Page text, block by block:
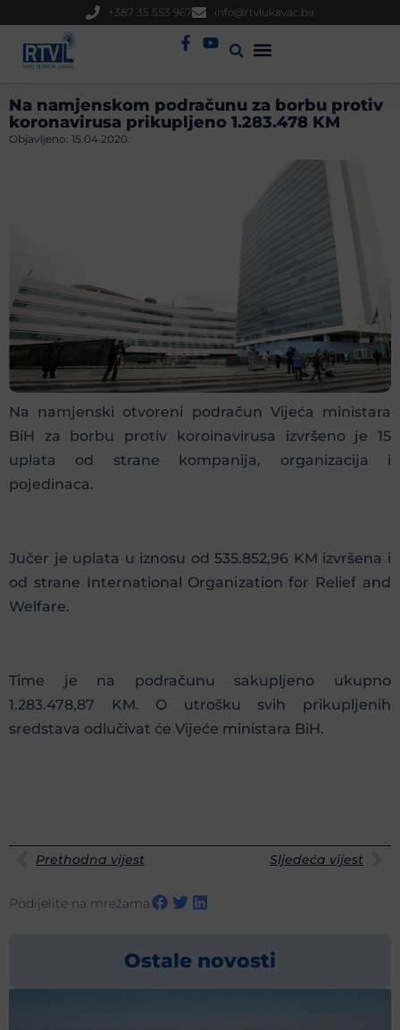
+387 35 553 967 info@rtvlukavac.ba
Na namjenskom podračunu za borbu protiv
koronavirusa prikupljeno 1.283.478 KM
Objavljeno: 15.04.2020.
Na namjenski otvoreni podračun Vijeća ministara
BiH za borbu protiv koroinavirusa izvršeno je 15
uplata od strane kompanija, organizacija i
pojedinaca.
Jučer je uplata u iznosu od 535.852,96 KM izvršena i
od strane International Organization for Relief and
Welfare.
Time je na podračunu sakupljeno ukupno
1.283.478,87 KM. O utrošku svih prikupljenih
sredstava odlučivat će Vijeće ministara BiH.
Prethodna vijest Sljedeća vijest
Podijelite na mrežama
Ostale novosti